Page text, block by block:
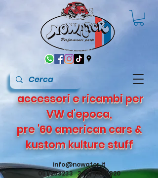
info@nowater.it
051/253233 347/4495820
accessori e ricambi per
VW d'epoca,
pre '60 american cars &
kustom kulture stuff